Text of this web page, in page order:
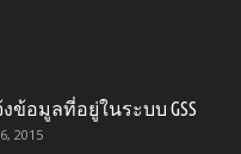
ข้อมูลที่อยู่ในระบบ GSS
2015